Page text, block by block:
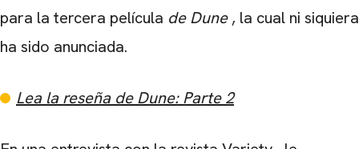
para la tercera película de Dune, la cual ni siquiera
ha sido anunciada.
Lea la reseña de Dune: Parte 2